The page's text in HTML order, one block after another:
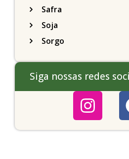
Safra
Soja
Sorgo
Siga nossas redes